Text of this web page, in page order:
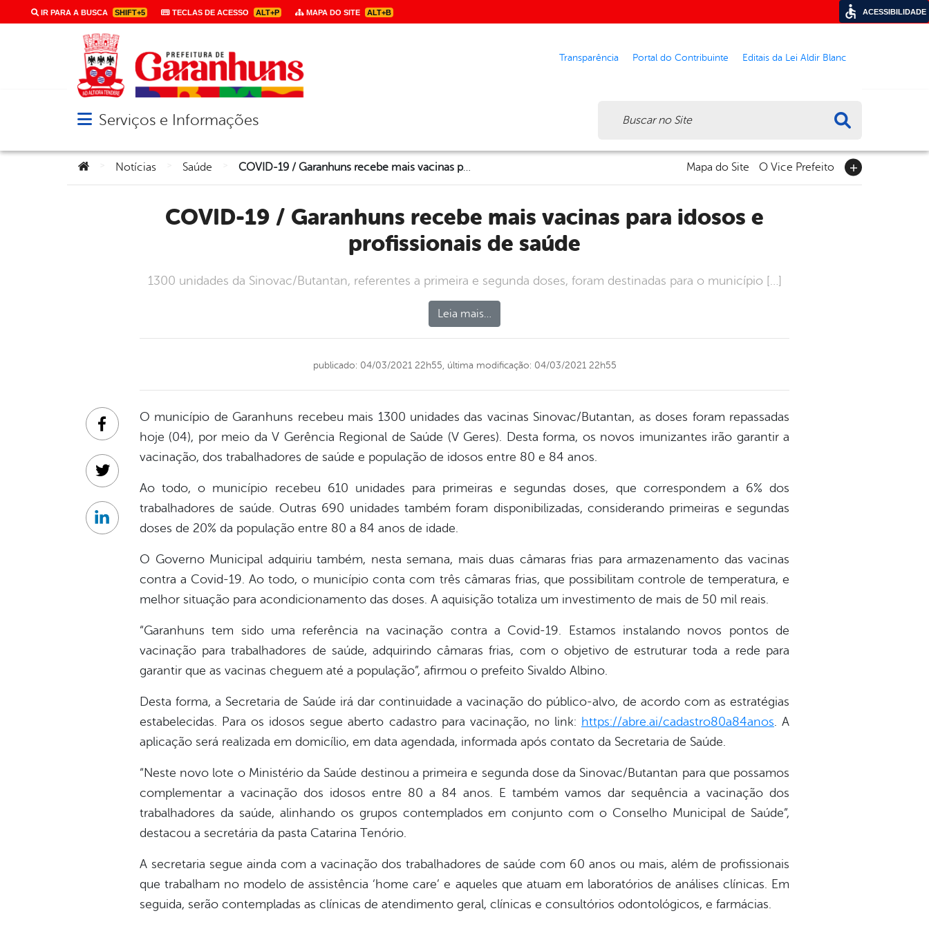
IR PARA A BUSCA SHIFT+5 TECLAS DE ACESSO ALT+P MAPA DO SITE ALT+B
Transparência Portal do Contribuinte Editais da Lei Aldir Blanc
Abrir menu principal de navegação
Serviços e Informações
Você está aqui:
Notícias Saúde COVID-19 / Garanhuns recebe mais vacinas para idosos e profissionais de saúde Mapa do Site O Vice Prefeito
COVID-19 / Garanhuns recebe mais vacinas para idosos e
profissionais de saúde
1300 unidades da Sinovac/Butantan, referentes a primeira e segunda doses, foram destinadas para o município […]
Leia mais…
publicado: 04/03/2021 22h55, última modificação: 04/03/2021 22h55
O município de Garanhuns recebeu mais 1300 unidades das vacinas Sinovac/Butantan, as doses foram repassadas
hoje (04), por meio da V Gerência Regional de Saúde (V Geres). Desta forma, os novos imunizantes irão garantir a
vacinação, dos trabalhadores de saúde e população de idosos entre 80 e 84 anos.
Ao todo, o município recebeu 610 unidades para primeiras e segundas doses, que correspondem a 6% dos
trabalhadores de saúde. Outras 690 unidades também foram disponibilizadas, considerando primeiras e segundas
doses de 20% da população entre 80 a 84 anos de idade.
O Governo Municipal adquiriu também, nesta semana, mais duas câmaras frias para armazenamento das vacinas
contra a Covid-19. Ao todo, o município conta com três câmaras frias, que possibilitam controle de temperatura, e
melhor situação para acondicionamento das doses. A aquisição totaliza um investimento de mais de 50 mil reais.
“Garanhuns tem sido uma referência na vacinação contra a Covid-19. Estamos instalando novos pontos de
vacinação para trabalhadores de saúde, adquirindo câmaras frias, com o objetivo de estruturar toda a rede para
garantir que as vacinas cheguem até a população”, afirmou o prefeito Sivaldo Albino.
Desta forma, a Secretaria de Saúde irá dar continuidade a vacinação do público-alvo, de acordo com as estratégias
estabelecidas. Para os idosos segue aberto cadastro para vacinação, no link: https://abre.ai/cadastro80a84anos. A
aplicação será realizada em domicílio, em data agendada, informada após contato da Secretaria de Saúde.
“Neste novo lote o Ministério da Saúde destinou a primeira e segunda dose da Sinovac/Butantan para que possamos
complementar a vacinação dos idosos entre 80 a 84 anos. E também vamos dar sequência a vacinação dos
trabalhadores da saúde, alinhando os grupos contemplados em conjunto com o Conselho Municipal de Saúde”,
destacou a secretária da pasta Catarina Tenório.
A secretaria segue ainda com a vacinação dos trabalhadores de saúde com 60 anos ou mais, além de profissionais
que trabalham no modelo de assistência ‘home care’ e aqueles que atuam em laboratórios de análises clínicas. Em
seguida, serão contempladas as clínicas de atendimento geral, clínicas e consultórios odontológicos, e farmácias.
Facebook
Twitter
Linkedin
ACESSIBILIDADE